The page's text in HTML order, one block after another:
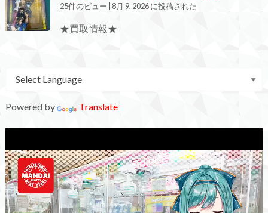
25件のビュー |8月 9, 2026 に投稿された
★買取情報★
Powered by Translate